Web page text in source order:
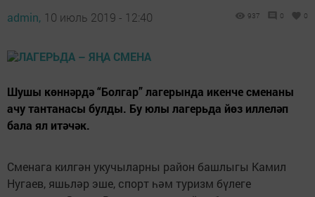
admin, 10 июль 2019 - 12:40 937 0 0
Шушы көннәрдә “Болгар” лагерында икенче сменаны
ачу тантанасы булды. Бу юлы лагерьда йөз иллеләп
бала ял итәчәк.
Сменага килгән укучыларны район башлыгы Камил
Нугаев, яшьләр эше, спорт һәм туризм бүлеге